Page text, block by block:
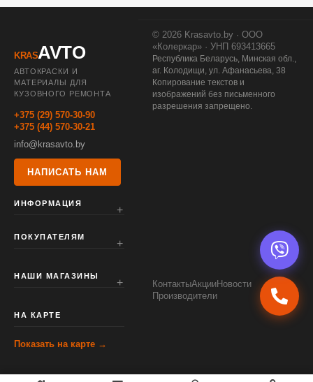
KRASAVTO
АВТОКРАСКИ И
МАТЕРИАЛЫ ДЛЯ
КУЗОВНОГО РЕМОНТА
+375 (29) 570-30-90
+375 (44) 570-30-21
info@krasavto.by
НАПИСАТЬ НАМ
ИНФОРМАЦИЯ
ПОКУПАТЕЛЯМ
НАШИ МАГАЗИНЫ
НА КАРТЕ
Показать на карте →
© 2026 Krasavto.by · ООО
«Колеркар» · УНП 693413665
Республика Беларусь, Минская обл.,
аг. Колодищи, ул. Афанасьева, 38
Копирование текстов и
изображений без письменного
разрешения запрещено.
КонтактыАкцииНовости
Производители